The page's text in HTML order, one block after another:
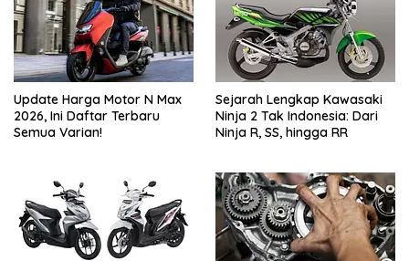
Update Harga Motor N Max
2026, Ini Daftar Terbaru
Semua Varian!
Sejarah Lengkap Kawasaki
Ninja 2 Tak Indonesia: Dari
Ninja R, SS, hingga RR